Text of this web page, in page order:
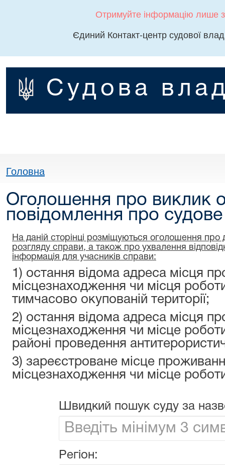
Отримуйте інформацію лише
Єдиний Контакт-центр судової
Судова
Головна
Оголошення про виклик
повідомлення про
На даній сторінці розміщуються оголошення про
розгляду справи, а також про ухвалення
інформація для учасників справи:
1) остання відома адреса місця
місцезнаходження чи місця
тимчасово окупованій території;
2) остання відома адреса місця
місцезнаходження чи місце
районі проведення
3) зареєстроване місце
місцезнаходження чи місце
Швидкий пошук суду за
Регіон: